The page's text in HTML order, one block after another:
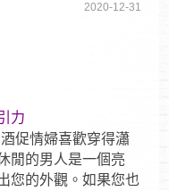
2020-12-31
力
促情婦喜歡穿得瀟
閒的男人是一個亮
您的外觀。如果您也